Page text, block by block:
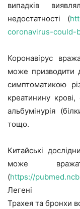
випадків
недостатності (
coronavirus-could-
Коронавірус
може призводити
симптоматикою
креатинину крові,
альбумінурія
тощо.
Китайські
може
(https://
Легені
Трахея та бронхи